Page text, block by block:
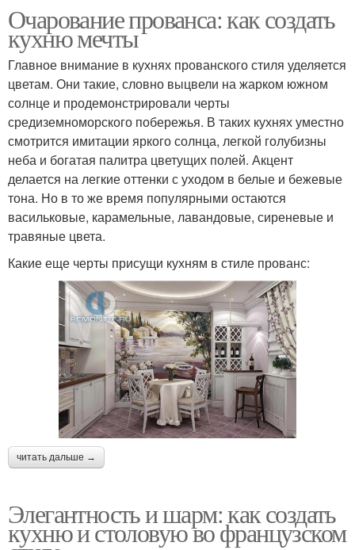
Очарование прованса: как создать
кухню мечты
Главное внимание в кухнях прованского стиля уделяется
цветам. Они такие, словно выцвели на жарком южном
солнце и продемонстрировали черты
средиземноморского побережья. В таких кухнях уместно
смотрится имитации яркого солнца, легкой голубизны
неба и богатая палитра цветущих полей. Акцент
делается на легкие оттенки с уходом в белые и бежевые
тона. Но в то же время популярными остаются
васильковые, карамельные, лавандовые, сиреневые и
травяные цвета.
Какие еще черты присущи кухням в стиле прованс:
читать дальше →
Элегантность и шарм: как создать
кухню и столовую во французском